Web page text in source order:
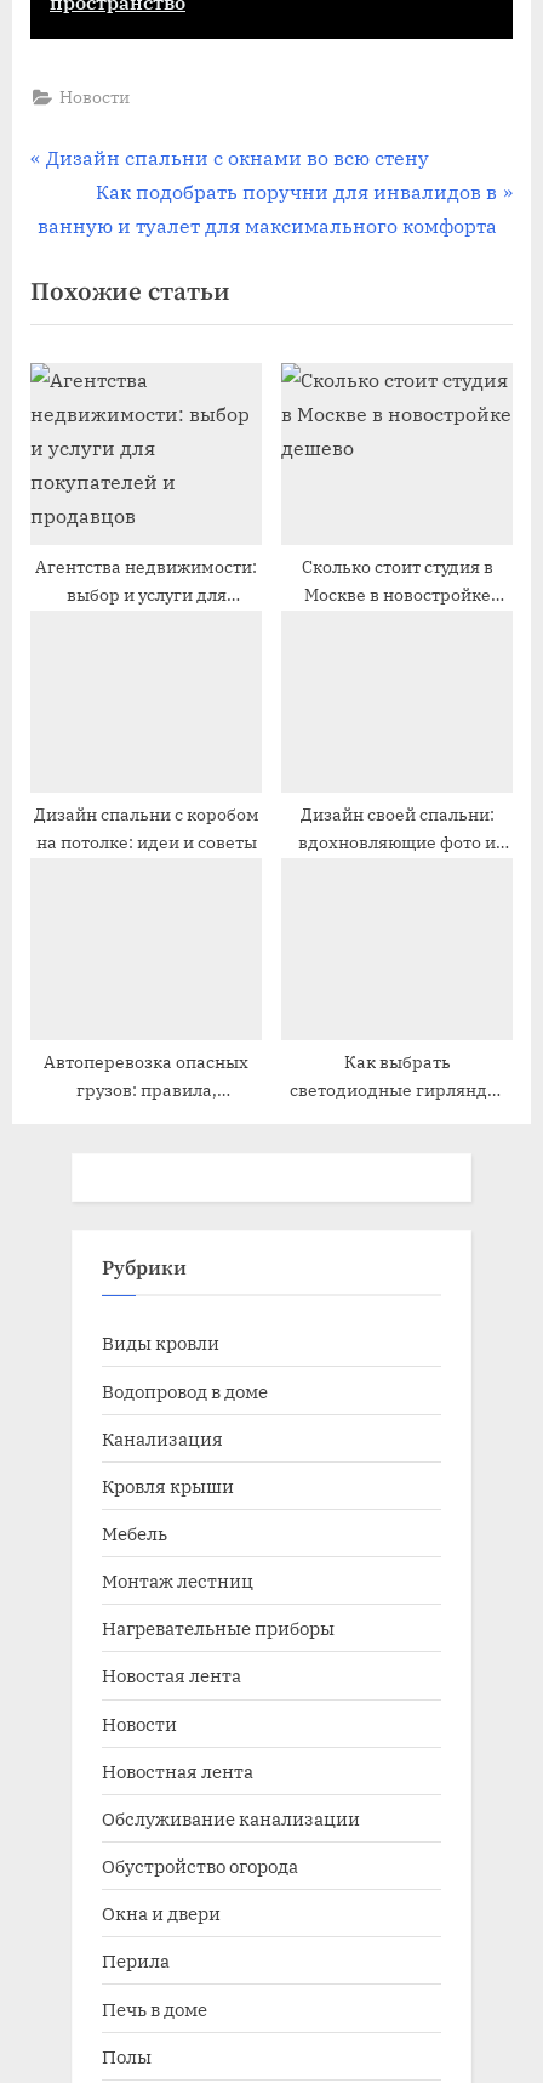
Новости
Навигация
по
П
е
ы
д
у
щ
а
я
з
а
п
Дизайн спальни с окнами во всю стену
С
л
д
у
щ
а
я
з
а
п
и
Как подобрать поручни для инвалидов в
ванную и туалет для максимального комфорта
Похожие статьи
Агентства недвижимости:
выбор и услуги для
Сколько стоит студия в
Москве в новостройке
Дизайн спальни с коробом
на потолке: идеи и советы
Дизайн своей спальни:
вдохновляющие фото и
Автоперевозка опасных
грузов: правила,
Как выбрать
светодиодные гирлянды:
Рубрики
Виды кровли
Водопровод в доме
Канализация
Кровля крыши
Мебель
Монтаж лестниц
Нагревательные приборы
Новостая лента
Новости
Новостная лента
Обслуживание канализации
Обустройство огорода
Окна и двери
Перила
Печь в доме
Полы